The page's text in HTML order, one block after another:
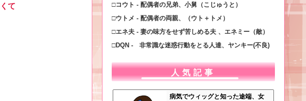
て
□コウト - 配偶者の兄弟、小舅（こじゅうと）
□ウトメ - 配偶者の両親、（ウト＋トメ）
□エネ夫 - 妻の味方をせず苦しめる夫 、エネミー（敵）
□DQN - 非常識な迷惑行動をとる人達、ヤンキー(不良)
人気記事
病気でウィッグと知った途端、女